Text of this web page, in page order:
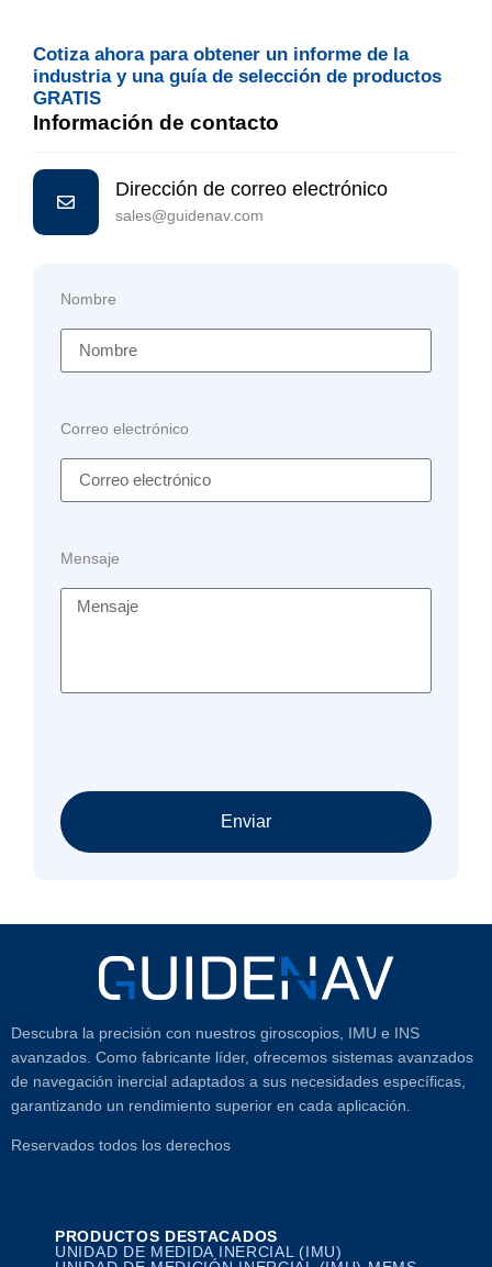
Cotiza ahora para obtener un informe de la
industria y una guía de selección de productos
GRATIS
Información de contacto
Dirección de correo electrónico
sales@guidenav.com
Nombre
Correo electrónico
Mensaje
Enviar
Descubra la precisión con nuestros giroscopios, IMU e INS
avanzados. Como fabricante líder, ofrecemos sistemas avanzados
de navegación inercial adaptados a sus necesidades específicas,
garantizando un rendimiento superior en cada aplicación.
Reservados todos los derechos
PRODUCTOS DESTACADOS
UNIDAD DE MEDIDA INERCIAL (IMU)